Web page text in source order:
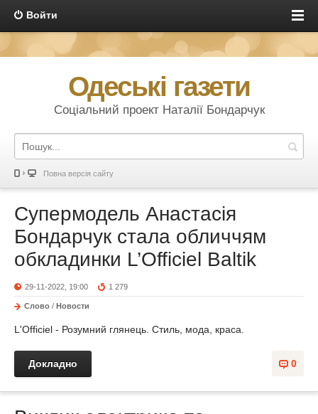
Войти
Одеські газети
Соціальний проект Наталії Бондарчук
Повна версія сайту
Супермодель Анастасія
Бондарчук стала обличчям
обкладинки L’Officiel Baltik
29-11-2022, 19:00 1 279
Слово / Новости
L'Officiel - Розумний глянець. Стиль, мода, краса.
0
Докладно